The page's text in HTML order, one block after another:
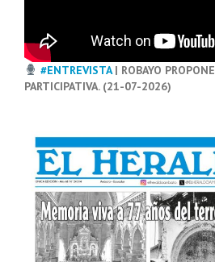
#ENTREVISTA| ROBAYO
PARTICIPATIVA. (21-07-2026)